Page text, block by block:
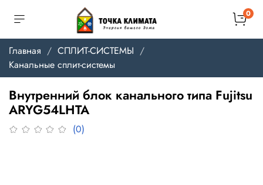
0
Главная
СПЛИТ-СИСТЕМЫ
Канальные сплит-системы
Внутренний блок канального типа Fujitsu
ARYG54LHTA
(0)